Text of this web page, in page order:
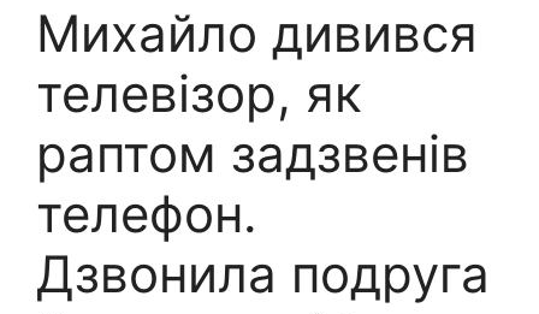
Михайло дивився
телевізор, як
раптом задзвенів
телефон.
Дзвонила подруга